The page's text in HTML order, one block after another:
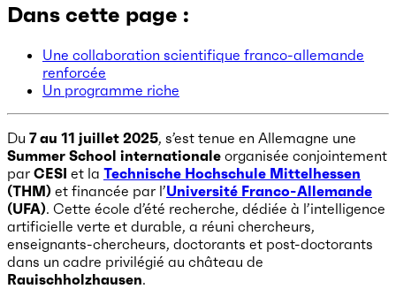
Dans cette page :
Une collaboration scientifique franco-allemande
renforcée
Un programme riche
Du 7 au 11 juillet 2025, s’est tenue en Allemagne une
Summer School internationale organisée conjointement
par CESI et la Technische Hochschule Mittelhessen
(THM) et financée par l’Université Franco-Allemande
(UFA). Cette école d’été recherche, dédiée à l’intelligence
artificielle verte et durable, a réuni chercheurs,
enseignants-chercheurs, doctorants et post-doctorants
dans un cadre privilégié au château de
Rauischholzhausen.